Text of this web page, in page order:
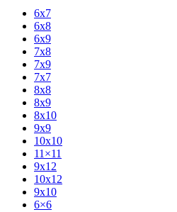
6x7
6x8
6x9
7x8
7x9
7x7
8x8
8x9
8x10
9x9
10x10
11×11
9x12
10x12
9x10
6×6